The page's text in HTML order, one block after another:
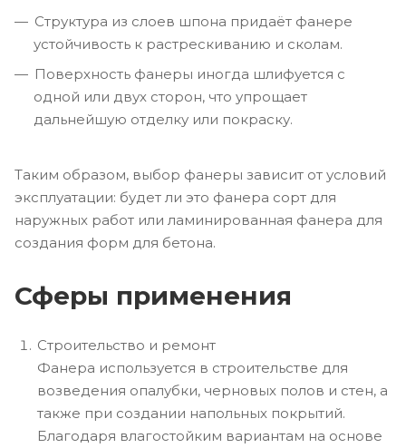
Структура из слоев шпона придаёт фанере
устойчивость к растрескиванию и сколам.
Поверхность фанеры иногда шлифуется с
одной или двух сторон, что упрощает
дальнейшую отделку или покраску.
Таким образом, выбор фанеры зависит от условий
эксплуатации: будет ли это фанера сорт для
наружных работ или ламинированная фанера для
создания форм для бетона.
Сферы применения
Строительство и ремонт
Фанера используется в строительстве для
возведения опалубки, черновых полов и стен, а
также при создании напольных покрытий.
Благодаря влагостойким вариантам на основе